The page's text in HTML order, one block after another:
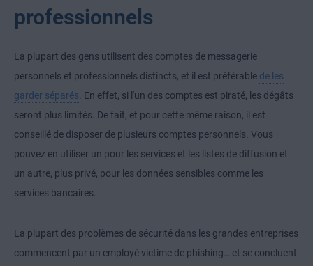
professionnels
La plupart des gens utilisent des comptes de messagerie
personnels et professionnels distincts, et il est préférable de les
garder séparés . En effet, si l'un des comptes est piraté, les dégâts
seront plus limités. De fait, et pour cette même raison, il est
conseillé de disposer de plusieurs comptes personnels. Vous
pouvez en utiliser un pour les services et les listes de diffusion et
un autre, plus privé, pour les données sensibles comme les
services bancaires.
La plupart des problèmes de sécurité dans les grandes entreprises
commencent par un employé victime de phishing… et se concluent